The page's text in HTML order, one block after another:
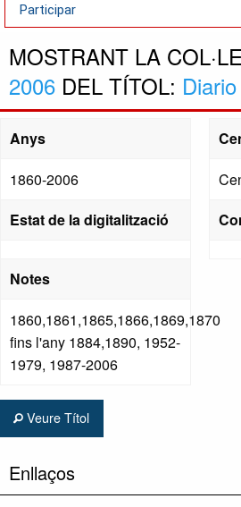
Participar
MOSTRANT LA
2006 DEL TÍTOL:
Anys
1860-2006
Estat de la digitalització
Notes
1860,1861,1865,1866,1869,1870
fins l'any 1884,1890, 1952-
1979, 1987-2006
Veure Títol
Enllaços